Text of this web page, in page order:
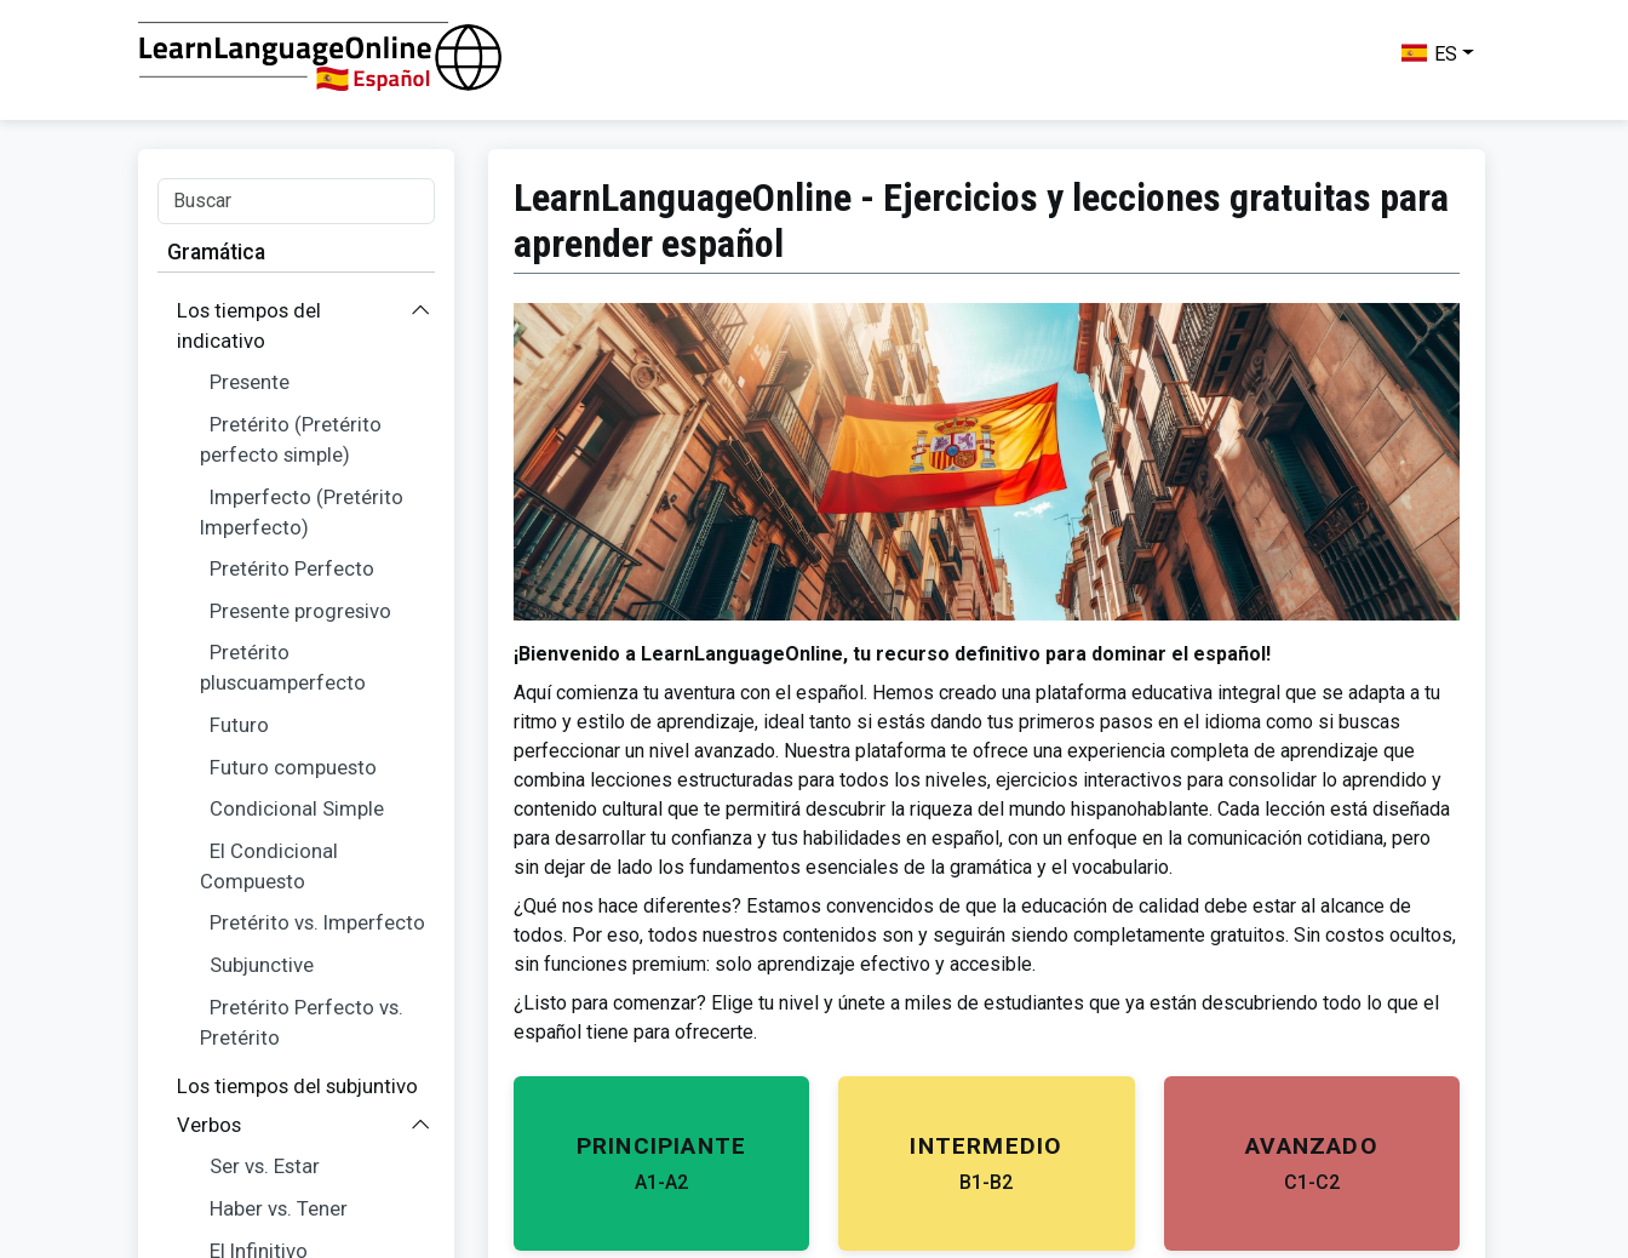
ES
Gramática
Los tiempos del
indicativo
Presente
Pretérito (Pretérito
perfecto simple)
Imperfecto (Pretérito
Imperfecto)
Pretérito Perfecto
Presente progresivo
Pretérito
pluscuamperfecto
Futuro
Futuro compuesto
Condicional Simple
El Condicional
Compuesto
Pretérito vs. Imperfecto
Subjunctive
Pretérito Perfecto vs.
Pretérito
Los tiempos del subjuntivo
Verbos
Ser vs. Estar
Haber vs. Tener
El Infinitivo
LearnLanguageOnline - Ejercicios y lecciones gratuitas para
aprender español
¡Bienvenido a LearnLanguageOnline, tu recurso definitivo para dominar el español!
Aquí comienza tu aventura con el español. Hemos creado una plataforma educativa integral que se adapta a tu
ritmo y estilo de aprendizaje, ideal tanto si estás dando tus primeros pasos en el idioma como si buscas
perfeccionar un nivel avanzado. Nuestra plataforma te ofrece una experiencia completa de aprendizaje que
combina lecciones estructuradas para todos los niveles, ejercicios interactivos para consolidar lo aprendido y
contenido cultural que te permitirá descubrir la riqueza del mundo hispanohablante. Cada lección está diseñada
para desarrollar tu confianza y tus habilidades en español, con un enfoque en la comunicación cotidiana, pero
sin dejar de lado los fundamentos esenciales de la gramática y el vocabulario.
¿Qué nos hace diferentes? Estamos convencidos de que la educación de calidad debe estar al alcance de
todos. Por eso, todos nuestros contenidos son y seguirán siendo completamente gratuitos. Sin costos ocultos,
sin funciones premium: solo aprendizaje efectivo y accesible.
¿Listo para comenzar? Elige tu nivel y únete a miles de estudiantes que ya están descubriendo todo lo que el
español tiene para ofrecerte.
PRINCIPIANTE
A1-A2
INTERMEDIO
B1-B2
AVANZADO
C1-C2